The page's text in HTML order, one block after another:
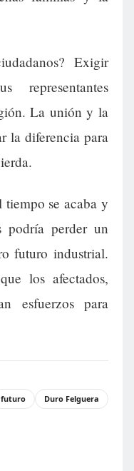
Exigir
representantes
La unión y la
la diferencia para
se acaba y
podría perder un
futuro industrial.
los afectados,
esfuerzos para
futuro
Duro Felguera